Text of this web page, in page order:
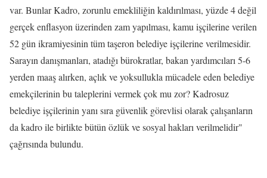
var. Bunlar Kadro, zorunlu emekliliğin kaldırılması, yüzde 4 değil
gerçek enflasyon üzerinden zam yapılması, kamu işçilerine verilen
52 gün ikramiyesinin tüm taşeron belediye işçilerine verilmesidir.
Sarayın danışmanları, atadığı bürokratlar, bakan yardımcıları 5-6
yerden maaş alırken, açlık ve yoksullukla mücadele eden belediye
emekçilerinin bu taleplerini vermek çok mu zor? Kadrosuz
belediye işçilerinin yanı sıra güvenlik görevlisi olarak çalışanların
da kadro ile birlikte bütün özlük ve sosyal hakları verilmelidir"
çağrısında bulundu.